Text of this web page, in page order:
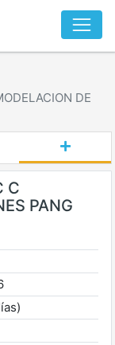
DE
C
PANG